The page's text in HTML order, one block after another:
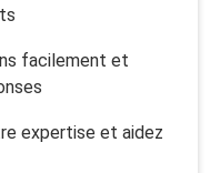
facilement et
expertise et aidez